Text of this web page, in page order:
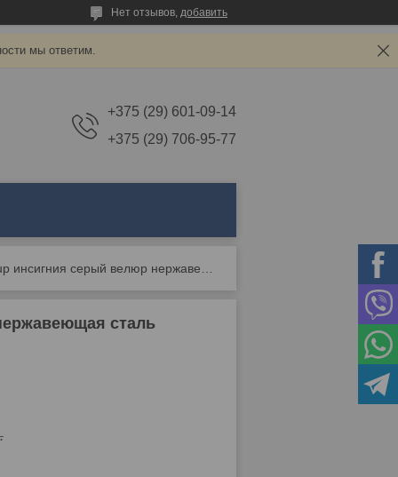
Нет отзывов, добавить
мы ответим.
+375 (29) 601-09-14
+375 (29) 706-95-77
сталь